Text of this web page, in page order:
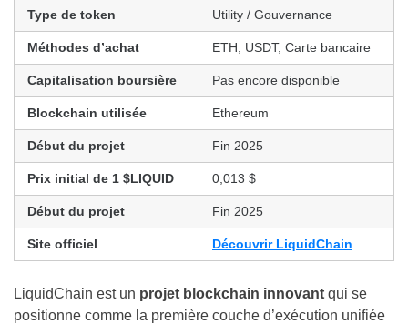
Type de token Utility / Gouvernance
Méthodes d’achat ETH, USDT, Carte bancaire
Capitalisation boursière Pas encore disponible
Blockchain utilisée Ethereum
Début du projet Fin 2025
Prix initial de 1 $LIQUID 0,013 $
Début du projet Fin 2025
Site officiel Découvrir LiquidChain
LiquidChain est un projet blockchain innovant qui se
positionne comme la première couche d’exécution unifiée